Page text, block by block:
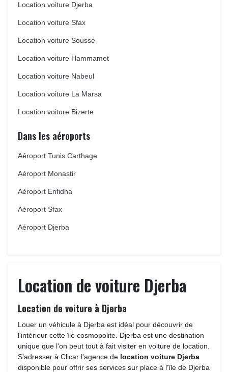
Location voiture Djerba
Location voiture Sfax
Location voiture Sousse
Location voiture Hammamet
Location voiture Nabeul
Location voiture La Marsa
Location voiture Bizerte
Dans les aéroports
Aéroport Tunis Carthage
Aéroport Monastir
Aéroport Enfidha
Aéroport Sfax
Aéroport Djerba
Location de voiture Djerba
Location de voiture à Djerba
Louer un véhicule à Djerba est idéal pour découvrir de
l'intérieur cette île cosmopolite. Djerba est une destination
unique que l'on peut tout à fait visiter en voiture de location.
S'adresser à Clicar l'agence de location voiture Djerba
disponible pour offrir ses services sur place à l'île de Djerba